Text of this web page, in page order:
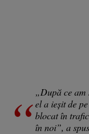
„După ce am
el a ieșit de
blocat în
în noi”, a